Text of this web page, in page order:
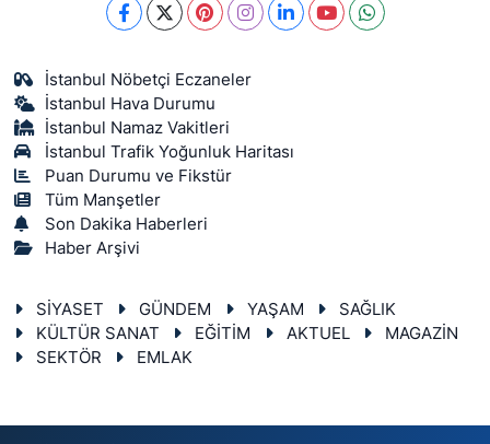
İstanbul Nöbetçi Eczaneler
İstanbul Hava Durumu
İstanbul Namaz Vakitleri
İstanbul Trafik Yoğunluk Haritası
Puan Durumu ve Fikstür
Tüm Manşetler
Son Dakika Haberleri
Haber Arşivi
SİYASET GÜNDEM YAŞAM
SAĞLIK
KÜLTÜR SANAT
EĞİTİM AKTUEL
MAGAZİN
SEKTÖR
EMLAK